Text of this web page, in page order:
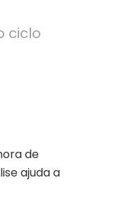
ciclo
de
ajuda a